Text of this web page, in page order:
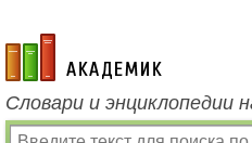
academic.ru
Словари и энциклопедии